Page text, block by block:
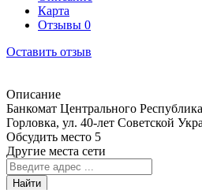
Карта
Отзывы 0
Оставить отзыв
Описание
Банкомат Центрального
Горловка, ул. 40-лет Советской
Обсудить место 5
Другие места сети
Найти